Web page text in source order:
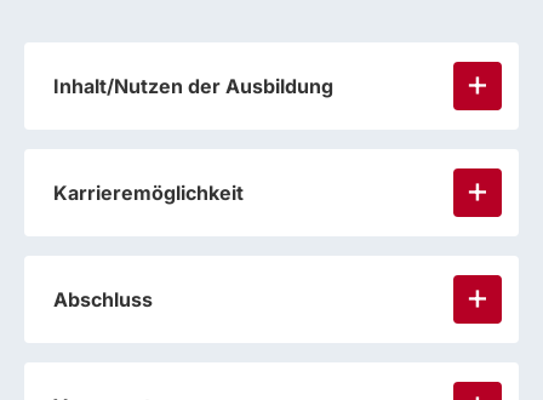
Inhalt/Nutzen der Ausbildung
Karrieremöglichkeit
Abschluss